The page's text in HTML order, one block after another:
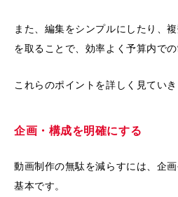
また、編集をシンプルにしたり、
を取ることで、効率よく予算内での
これらのポイントを詳しく見ていき
企画・構成を明確にする
動画制作の無駄を減らすには、企
基本です。